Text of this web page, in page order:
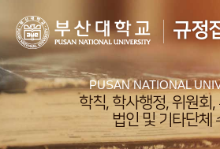
규정
PUSAN NATIONAL
학칙, 학사행정, 위원회,
법인 및 기타단체